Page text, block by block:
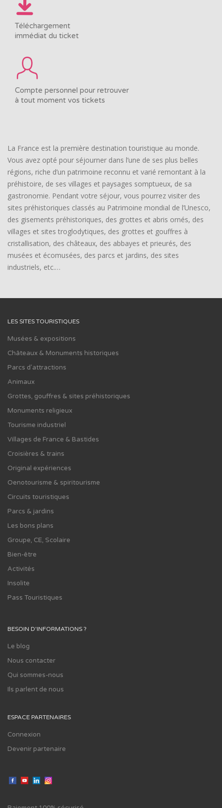
Téléchargement
immédiat du ticket
Compte personnel pour retrouver
à tout moment vos tickets
La France est la première destination touristique au monde.
Vous avez opté pour séjourner dans l’une de ses plus belles
régions, riche d’un patrimoine reconnu et varié remontant à la
préhistoire, de ses villages et paysages somptueux, de sa
gastronomie. Pendant votre séjour, vous pourrez visiter des
sites préhistoriques classés au Patrimoine mondial de l’Unesco,
des gisements préhistoriques, des grottes et abris ornés, des
villages et sites troglodytiques, des grottes et gouffres à
cristallisation, des châteaux, des abbayes et prieurés, des
musées et écomusées, des parcs et jardins, des sites
industriels, etc.…
LES SITES TOURISTIQUES
Musées & expositions
Châteaux & Monuments historiques
Parcs d'attractions
Animaux
Grottes, gouffres & sites préhistoriques
Monuments religieux
Tourisme industriel
Villages de France & Bastides
Croisières & trains
Original expériences
Oenotourisme & spiritourisme
Circuits touristiques
Parcs & jardins
Les bons plans
Groupe, CE, Scolaire
Bien-être
Activités
Insolite
Pass Touristiques
BESOIN D'INFORMATIONS ?
Le blog
Nous contacter
Qui sommes-nous
Ils parlent de nous
ESPACE PARTENAIRES
Connexion
Devenir partenaire